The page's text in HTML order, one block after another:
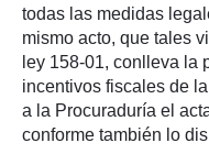
todas las medidas
mismo acto, que tales
ley 158-01, conlleva la
incentivos fiscales de
a la Procuraduría el
conforme también lo